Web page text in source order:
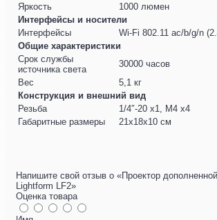
Яркость
1000 люмен
Интерфейсы и носители
Интерфейсы
Wi-Fi 802.11 ac/b/g/n
Общие характеристики
Срок службы
источника света
30000 часов
Вес
5,1 кг
Конструкция и внешний вид
Резьба
1/4″-20 x1, M4 x4
Габаритные размеры
21x18x10 см
Напишите свой отзыв о «Проектор
Lightform LF2»
Оценка товара